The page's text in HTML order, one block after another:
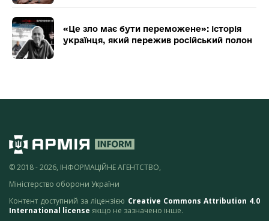
«Це зло має бути переможене»: історія
українця, який пережив російський полон
© 2018 - 2026, ІНФОРМАЦІЙНЕ АГЕНТСТВО,
Міністерство оборони України
Контент доступний за ліцензією Creative Commons Attribution 4.0
International license якщо не зазначено інше.